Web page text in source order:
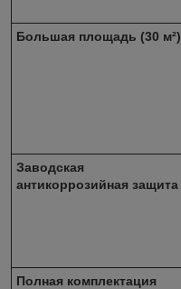
Большая площадь (30 м²)
Заводская
антикоррозийная защита
Полная комплектация